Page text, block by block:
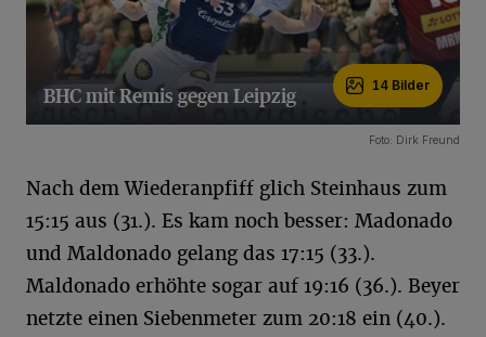
BHC mit Remis gegen Leipzig 14 Bilder
Foto: Dirk Freund
Nach dem Wiederanpfiff glich Steinhaus zum
15:15 aus (31.). Es kam noch besser: Madonado
und Maldonado gelang das 17:15 (33.).
Maldonado erhöhte sogar auf 19:16 (36.). Beyer
netzte einen Siebenmeter zum 20:18 ein (40.).